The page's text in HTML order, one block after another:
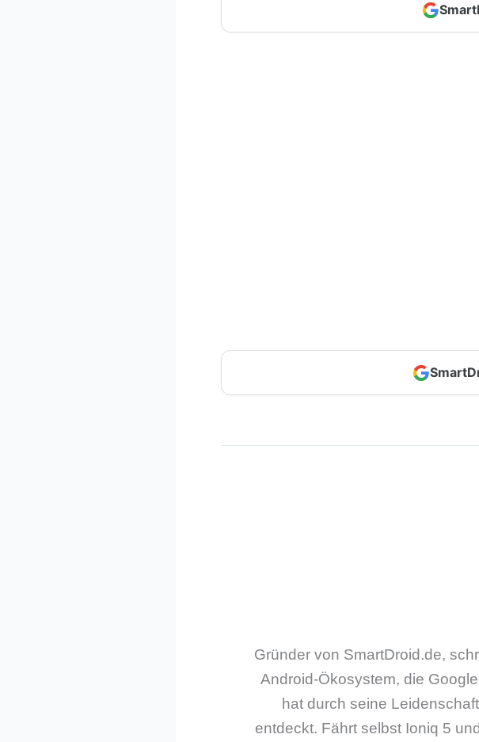
Gründer von SmartDroid.de,
Android-Ökosystem, die
hat durch seine
entdeckt. Fährt selbst Ioniq 5